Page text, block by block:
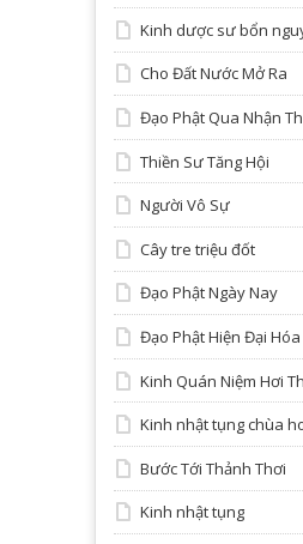
Kinh dược sư bổn
Cho Đất Nước Mở Ra
Đạo Phật Qua Nhận
Thiền Sư Tăng Hội
Người Vô Sự
Cây tre triệu đốt
Đạo Phật Ngày Nay
Đạo Phật Hiện Đại Hóa
Kinh Quán Niệm Hơi
Kinh nhật tụng chùa
Bước Tới Thảnh Thơi
Kinh nhật tụng